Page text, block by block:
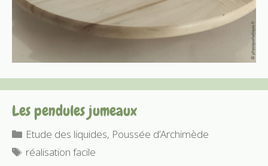
Les pendules jumeaux
Catégories
Etude des liquides, Poussée d’Archimède
Étiquettes
réalisation facile